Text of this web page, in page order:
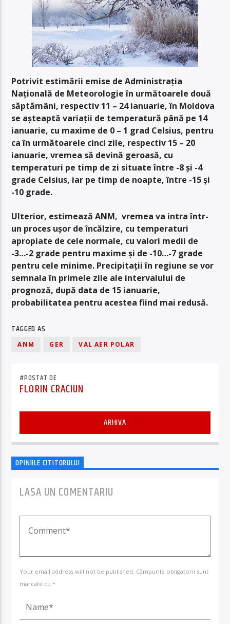
Potrivit estimării emise de Administrația
Națională de Meteorologie în următoarele două
săptămâni, respectiv 11 – 24 ianuarie, în Moldova
se așteaptă variații de temperatură până pe 14
ianuarie, cu maxime de 0 – 1 grad Celsius, pentru
ca în următoarele cinci zile, respectiv 15 – 20
ianuarie, vremea să devină geroasă, cu
temperaturi pe timp de zi situate între -8 și -4
grade Celsius, iar pe timp de noapte, între -15 și
-10 grade.
Ulterior, estimează ANM, vremea va intra într-
un proces ușor de încălzire, cu temperaturi
apropiate de cele normale, cu valori medii de
-3…-2 grade pentru maxime și de -10…-7 grade
pentru cele minime. Precipitații în regiune se vor
semnala în primele zile ale intervalului de
prognoză, după data de 15 ianuarie,
probabilitatea pentru acestea fiind mai redusă.
TAGGED AS
ANM GER VAL AER POLAR
#POSTAT DE
FLORIN CRACIUN
ARHIVA
OPINIILE CITITORULUI
LASA UN COMENTARIU
Your email address will not be published. Câmpurile obligatorii sunt
marcate cu *